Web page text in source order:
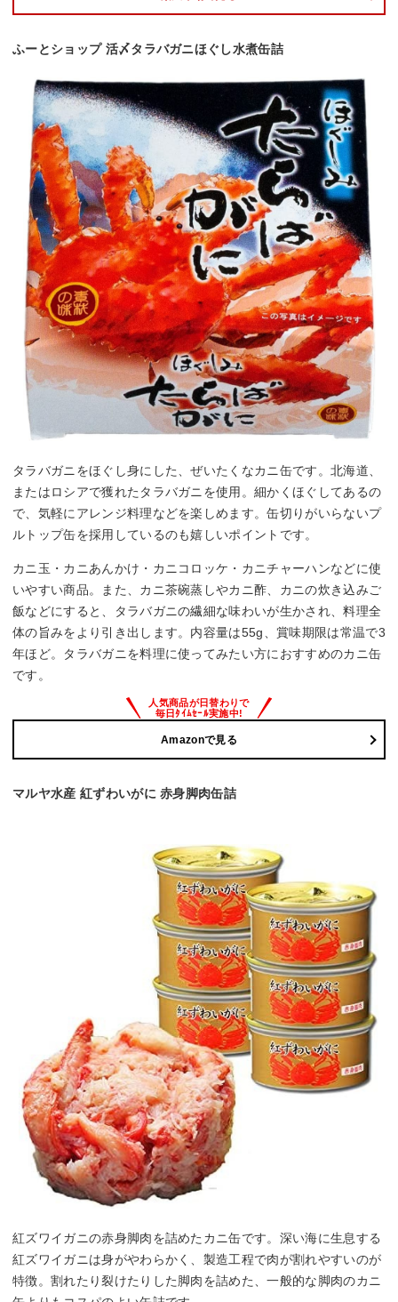
ふーとショップ 活〆タラバガニほぐし水煮缶詰
タラバガニをほぐし身にした、ぜいたくなカニ缶です。北海道、
またはロシアで獲れたタラバガニを使用。細かくほぐしてあるの
で、気軽にアレンジ料理などを楽しめます。缶切りがいらないプ
ルトップ缶を採用しているのも嬉しいポイントです。
カニ玉・カニあんかけ・カニコロッケ・カニチャーハンなどに使
いやすい商品。また、カニ茶碗蒸しやカニ酢、カニの炊き込みご
飯などにすると、タラバガニの繊細な味わいが生かされ、料理全
体の旨みをより引き出します。内容量は55g、賞味期限は常温で3
年ほど。タラバガニを料理に使ってみたい方におすすめのカニ缶
です。
Amazonで見る
マルヤ水産 紅ずわいがに 赤身脚肉缶詰
紅ズワイガニの赤身脚肉を詰めたカニ缶です。深い海に生息する
紅ズワイガニは身がやわらかく、製造工程で肉が割れやすいのが
特徴。割れたり裂けたりした脚肉を詰めた、一般的な脚肉のカニ